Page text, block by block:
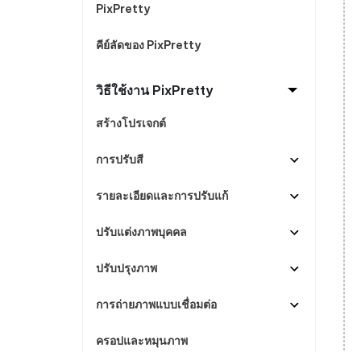
PixPretty
คีย์ลัดของ PixPretty
วิธีใช้งาน PixPretty
สร้างโปรเจกต์
การปรับสี
รายละเอียดและการปรับแก้
ปรับแต่งภาพบุคคล
ปรับปรุงภาพ
การถ่ายภาพแบบเชื่อมต่อ
ครอปและหมุนภาพ